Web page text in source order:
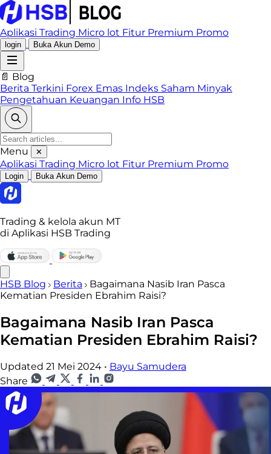
Aplikasi Trading Micro lot Fitur Premium Promo
login Buka Akun Demo
📄 Blog
Berita Terkini Forex Emas Indeks Saham Minyak
Pengetahuan Keuangan Info HSB
Menu ✕
Aplikasi Trading Micro lot Fitur Premium Promo
Login Buka Akun Demo
Trading & kelola akun MT
di Aplikasi HSB Trading
HSB Blog Berita
Bagaimana Nasib Iran Pasca
Kematian Presiden Ebrahim Raisi?
Bagaimana Nasib Iran Pasca
Kematian Presiden Ebrahim Raisi?
Updated 21 Mei 2024 • Bayu Samudera
Share